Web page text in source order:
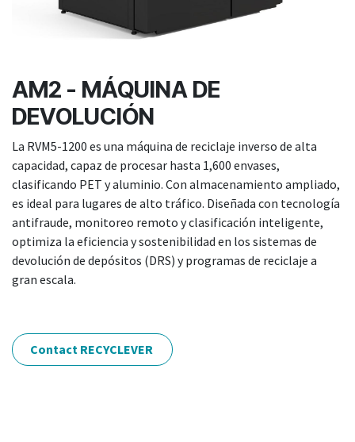
AM2 - MÁQUINA DE
DEVOLUCIÓN
La RVM5-1200 es una máquina de reciclaje inverso de alta
capacidad, capaz de procesar hasta 1,600 envases,
clasificando PET y aluminio. Con almacenamiento ampliado,
es ideal para lugares de alto tráfico. Diseñada con tecnología
antifraude, monitoreo remoto y clasificación inteligente,
optimiza la eficiencia y sostenibilidad en los sistemas de
devolución de depósitos (DRS) y programas de reciclaje a
gran escala.
Contact RECYCLEVER